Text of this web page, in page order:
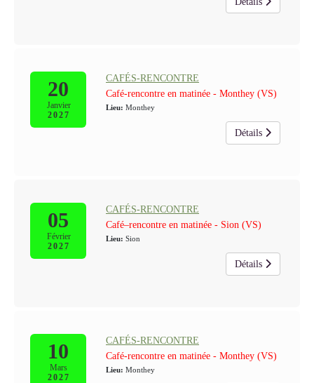
20
Janvier
2027
CAFÉS-RENCONTRE
Café-rencontre en matinée - Monthey (VS)
Lieu: Monthey
Détails
05
Février
2027
CAFÉS-RENCONTRE
Café–rencontre en matinée - Sion (VS)
Lieu: Sion
Détails
10
Mars
2027
CAFÉS-RENCONTRE
Café-rencontre en matinée - Monthey (VS)
Lieu: Monthey